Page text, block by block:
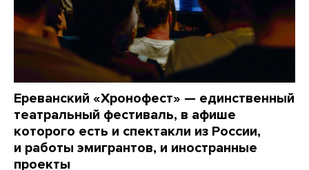
Ереванский «Хронофест» — единственный
театральный фестиваль, в афише
которого есть и спектакли из России,
и работы эмигрантов, и иностранные
проекты